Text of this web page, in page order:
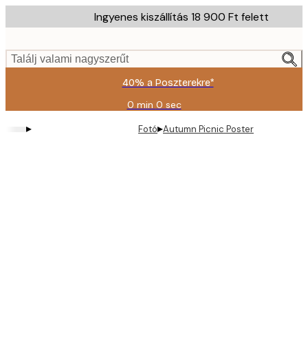
to
content.
Ingyenes kiszállítás 18 900 Ft felett
Találj valami nagyszerűt
40% a Poszterekre*
0 min 0 sec
Érvényes:
2026-
08-
▸ Fotó▸Autumn Picnic Poster